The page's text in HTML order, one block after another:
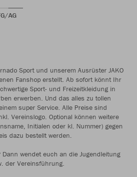
AG
Sport und unserem Ausrüster JAKO
Fanshop erstellt. Ab sofort könnt Ihr
Sport- und Freizeitkleidung in
erwerben. Und das alles zu tollen
super Service. Alle Preise sind
Vereinslogo. Optional können weitere
Initialen oder kl. Nummer) gegen
dazu bestellt werden.
wendet euch an die Jugendleitung
der Vereinsführung.